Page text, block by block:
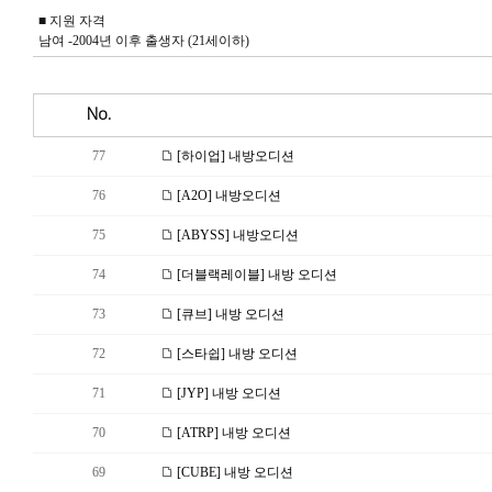
■ 지원 자격
남여 -2004년 이후 출생자 (21세이하)
No.
77 [하이업] 내방오디션
76 [A2O] 내방오디션
75 [ABYSS] 내방오디션
74 [더블랙레이블] 내방 오디션
73 [큐브] 내방 오디션
72 [스타쉽] 내방 오디션
71 [JYP] 내방 오디션
70 [ATRP] 내방 오디션
69 [CUBE] 내방 오디션